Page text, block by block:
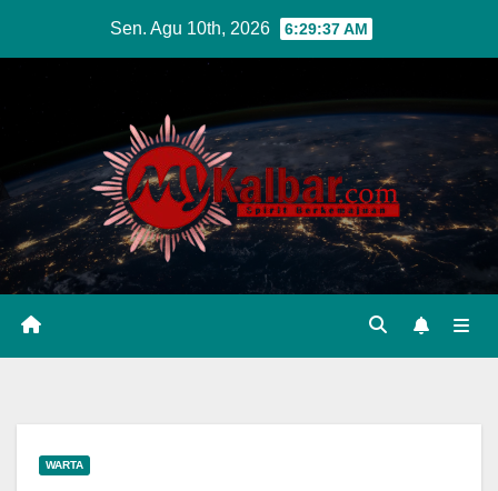
Sen. Agu 10th, 2026 6:29:38 AM
WARTA